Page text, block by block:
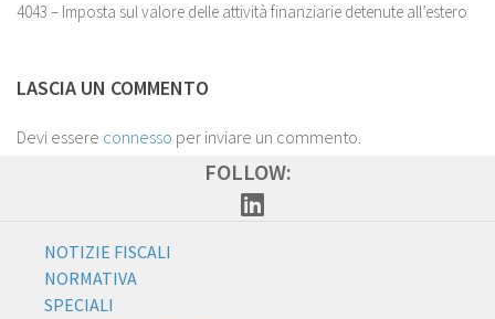
4043 – Imposta sul valore delle attività finanziarie detenute all’estero
LASCIA UN COMMENTO
Devi essere connesso per inviare un commento.
FOLLOW:
NOTIZIE FISCALI
NORMATIVA
SPECIALI